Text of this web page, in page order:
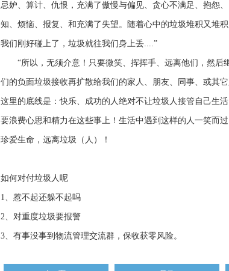
忌妒、算计、仇恨，充满了傲慢与偏见、贪心不满足、抱怨
知、烦恼、报复、和充满了失望。随着心中的垃圾堆积又堆
我们刚好碰上了，垃圾就往我们身上丢....”
“所以，无须介意！只要微笑、挥挥手、远离他们，然后
们的负面垃圾接收再扩散给我们的家人、朋友、同事、或其它
这里的底线是：快乐、成功的人绝对不让垃圾人接管自己生
要浪费心思和精力在这些事上！生活中遇到这样的人一笑而
珍爱生命，远离垃圾（人）！
如何对付垃圾人呢
1、惹不起还躲不起吗
2、对重度垃圾要报警
3、有事没事到物流管理交流群，保收获零风险。